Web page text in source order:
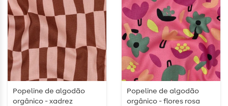
Popeline de algodão
orgânico - xadrez
Popeline de algodão
orgânico - flores rosa